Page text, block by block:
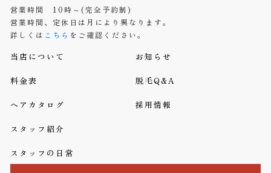
営業時間 10時～(完全予約制)
営業時間、定休日は月により異なります。
詳しくは こちら をご確認ください。
当店について
料金表
ヘアカタログ
スタッフ紹介
スタッフの日常
お知らせ
脱毛Q&A
採用情報